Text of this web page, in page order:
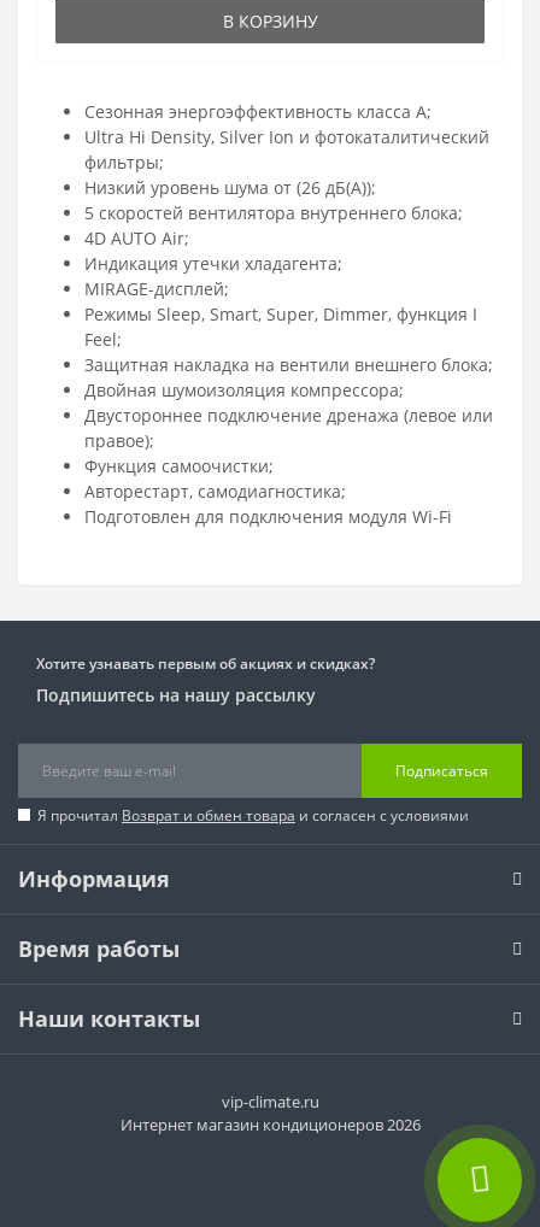
В КОРЗИНУ
Сезонная энергоэффективность класса А;
Ultra Hi Density, Silver Ion и фотокаталитический
фильтры;
Низкий уровень шума от (26 дБ(А));
5 скоростей вентилятора внутреннего блока;
4D AUTO Air;
Индикация утечки хладагента;
MIRAGE-дисплей;
Режимы Sleep, Smart, Super, Dimmer, функция I
Feel;
Защитная накладка на вентили внешнего блока;
Двойная шумоизоляция компрессора;
Двустороннее подключение дренажа (левое или
правое);
Функция самоочистки;
Авторестарт, самодиагностика;
Подготовлен для подключения модуля Wi-Fi
Хотите узнавать первым об акциях и скидках?
Подпишитесь на нашу рассылку
Подписаться
Я прочитал Возврат и обмен товара и согласен с условиями
Информация
Время работы
Наши контакты
vip-climate.ru
Интернет магазин кондиционеров 2026